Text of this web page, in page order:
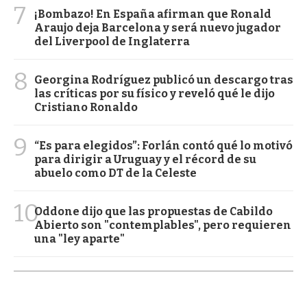
7
¡Bombazo! En España afirman que Ronald
Araujo deja Barcelona y será nuevo jugador
del Liverpool de Inglaterra
8
Georgina Rodríguez publicó un descargo tras
las críticas por su físico y reveló qué le dijo
Cristiano Ronaldo
9
“Es para elegidos”: Forlán contó qué lo motivó
para dirigir a Uruguay y el récord de su
abuelo como DT de la Celeste
10Oddone dijo que las propuestas de Cabildo
Abierto son "contemplables", pero requieren
una "ley aparte"